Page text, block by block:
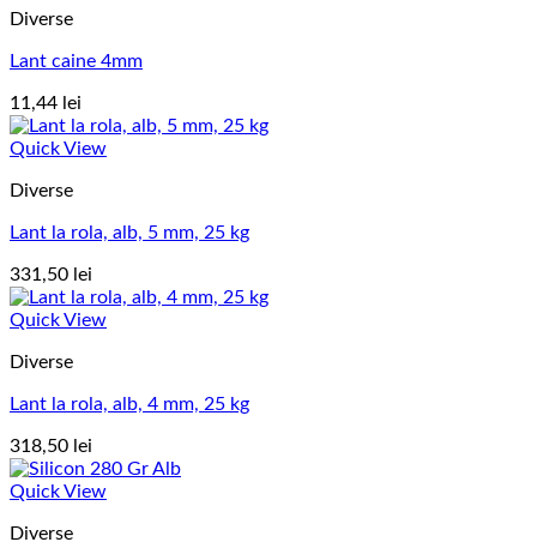
Diverse
Lant caine 4mm
11,44 lei
Quick View
Diverse
Lant la rola, alb, 5 mm, 25 kg
331,50 lei
Quick View
Diverse
Lant la rola, alb, 4 mm, 25 kg
318,50 lei
Quick View
Diverse